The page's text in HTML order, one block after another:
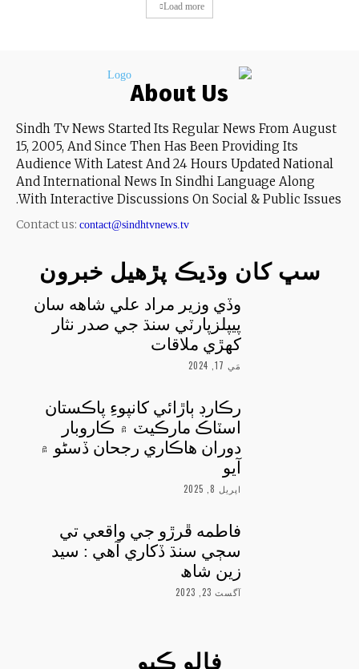
Load more
About Us
Sindh Tv News Started Its Regular News From August
15, 2005, And Since Then Has Been Providing Its
Audience With Latest And 24 Hours Updated National
And International News In Sindhi Language Along
With Interactive Discussions On Social & Public Issues.
Contact us: contact@sindhtvnews.tv
سڀ کان وڌيڪ پڙهيل خبرون
وڏي وزير مراد علي شاهه سان
پيپلزپارٽي سنڌ جي صدر نثار
کهڙي ملاقات
مَي 17, 2024
رڪارڊ ٻاڙائي کانپوءِ پاڪستان
اسٽاڪ مارڪيٽ ۾ ڪاروبار
دوران هاڪاري رجحان ڏسڻو ۾
آيو
اپريل 8, 2025
فاطمه ڦرڙو جي واقعي تي
سڄي سنڌ ڏکاري آهي : سيد
زين شاھ
آگسٽ 23, 2023
فالو ڪيو